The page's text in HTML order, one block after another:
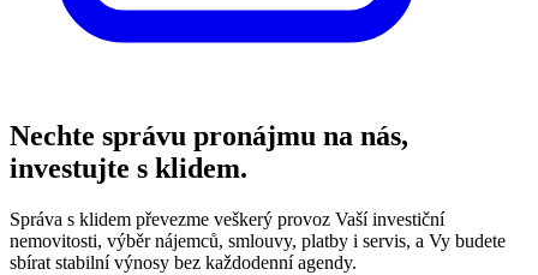
Nechte správu pronájmu na nás,
investujte s klidem.
Správa s klidem převezme veškerý provoz Vaší investiční
nemovitosti, výběr nájemců, smlouvy, platby i servis, a Vy budete
sbírat stabilní výnosy bez každodenní agendy.